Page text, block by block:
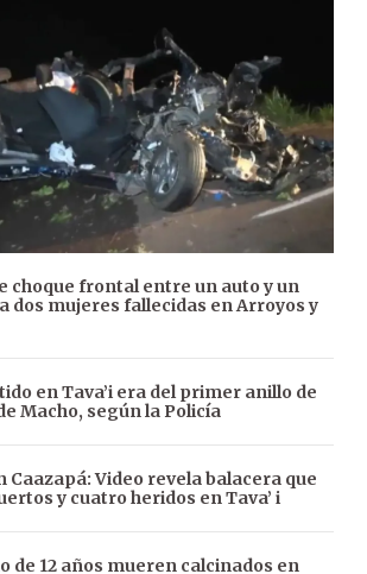
choque frontal entre un auto y un
dos mujeres fallecidas en Arroyos y
en Tava’i era del primer anillo de
Macho, según la Policía
Caazapá: Video revela balacera que
y cuatro heridos en Tava’ i
de 12 años mueren calcinados en